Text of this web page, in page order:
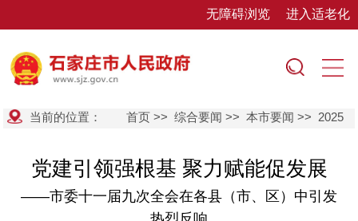
无障碍浏览 进入适老化
当前的位置： 首页 >>综合要闻 >>本市要闻 >> 2025
党建引领强根基 聚力赋能促发展
——市委十一届九次全会在各县（市、区）中引发